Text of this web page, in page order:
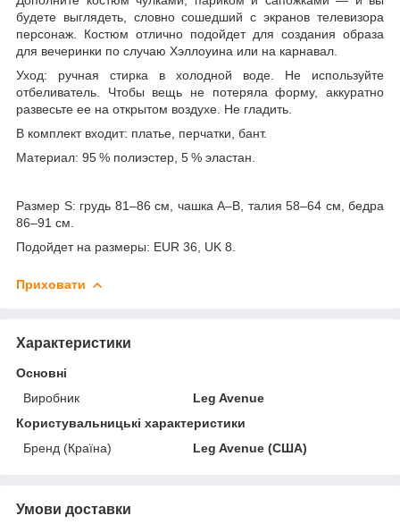
будете выглядеть, словно сошедший с экранов телевизора
персонаж. Костюм отлично подойдет для создания образа
для вечеринки по случаю Хэллоуина или на карнавал.
Уход: ручная стирка в холодной воде. Не используйте
отбеливатель. Чтобы вещь не потеряла форму, аккуратно
развесьте ее на открытом воздухе. Не гладить.
В комплект входит: платье, перчатки, бант.
Материал: 95 % полиэстер, 5 % эластан.
Размер S: грудь 81–86 см, чашка А–В, талия 58–64 см, бедра
86–91 см.
Подойдет на размеры: EUR 36, UK 8.
Приховати
Характеристики
Основні
Виробник
Leg Avenue
Користувальницькі характеристики
Бренд (Країна)
Leg Avenue (США)
Умови доставки